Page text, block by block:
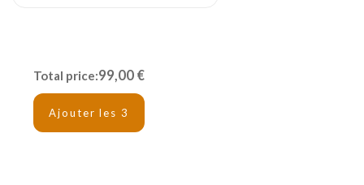
Total price:99,00 €
Ajouter les 3